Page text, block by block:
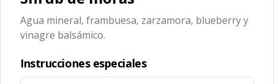
Instagram
Facebook
Mi cuenta
Agua mineral, frambuesa, zarzamora, blueberry y
vinagre balsámico.
Instrucciones especiales